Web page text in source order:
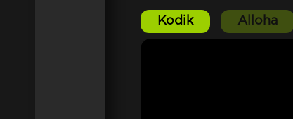
Kodik Alloha